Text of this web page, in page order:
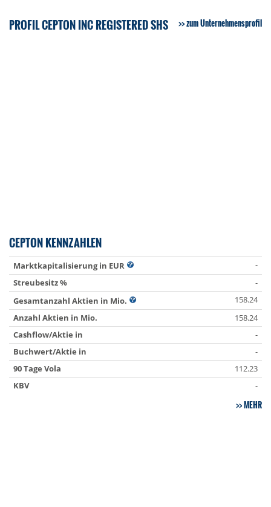
PROFIL CEPTON INC REGISTERED SHS zum Unternehmensprofil
CEPTON KENNZAHLEN
Marktkapitalisierung in EUR
-
Streubesitz %
-
Gesamtanzahl Aktien in Mio.
158.24
Anzahl Aktien in Mio.
158.24
Cashflow/Aktie in
-
Buchwert/Aktie in
-
90 Tage Vola
112.23
KBV
-
MEHR